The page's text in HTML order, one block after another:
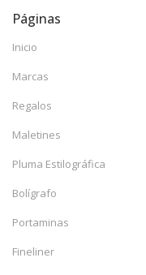
Páginas
Inicio
Marcas
Regalos
Maletines
Pluma Estilográfica
Bolígrafo
Portaminas
Fineliner